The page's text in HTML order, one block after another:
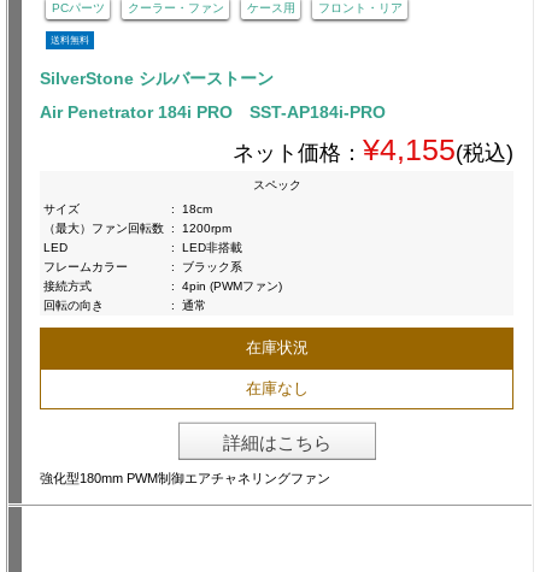
PCパーツ クーラー・ファン ケース用 フロント・リア
送料無料
SilverStone シルバーストーン
Air Penetrator 184i PRO SST-AP184i-PRO
ネット価格： ¥4,155(税込)
スペック
サイズ
:
18cm
（最大）ファン回転数 :
1200rpm
LED
:
LED非搭載
フレームカラー
:
ブラック系
接続方式
:
4pin (PWMファン)
回転の向き
: 通常
在庫状況
在庫なし
詳細はこちら
強化型180mm PWM制御エアチャネリングファン